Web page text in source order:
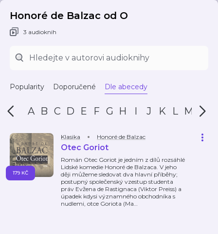
Honoré de Balzac od O
3 audioknih
Popularity Doporučené Dle abecedy
A B C D E F G H I J K L M N
Klasika Honoré de Balzac
Otec Goriot
Román Otec Goriot je jedním z dílů rozsáhlé
Lidské komedie Honoré de Balzaca. V jeho
ději můžeme sledovat dva hlavní příběhy;
postupný společenský vzestup studenta
práv Evžena de Rastignaca (Viktor Preiss) a
úpadek kdysi významného obchodníka s
nudlemi, otce Goriota (Ma…
179 KČ